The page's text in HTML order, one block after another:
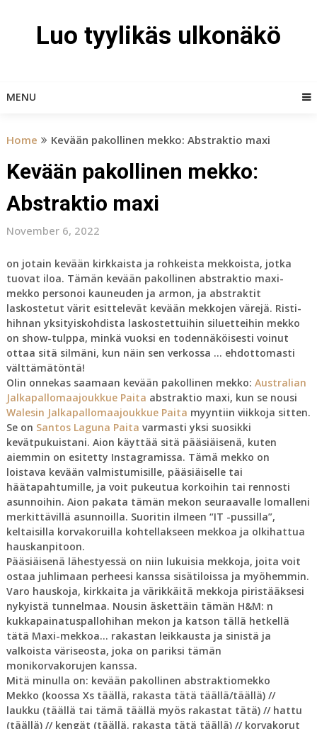
Luo tyylikäs ulkonäkö
MENU
Home Kevään pakollinen mekko: Abstraktio maxi
Kevään pakollinen mekko:
Abstraktio maxi
November 6, 2022
on jotain kevään kirkkaista ja rohkeista mekkoista, jotka
tuovat iloa. Tämän kevään pakollinen abstraktio maxi-
mekko personoi kauneuden ja armon, ja abstraktit
laskostetut värit esittelevät kevään mekkojen värejä. Risti-
hihnan yksityiskohdista laskostettuihin siluetteihin mekko
on show-tulppa, minkä vuoksi en todennäköisesti voinut
ottaa sitä silmäni, kun näin sen verkossa … ehdottomasti
välttämätöntä!
Olin onnekas saamaan kevään pakollinen mekko: Australian
Jalkapallomaajoukkue Paita abstraktio maxi, kun se nousi
Walesin Jalkapallomaajoukkue Paita myyntiin viikkoja sitten.
Se on Santos Laguna Paita varmasti yksi suosikki
kevätpukuistani. Aion käyttää sitä pääsiäisenä, kuten
aiemmin on esitetty Instagramissa. Tämä mekko on
loistava kevään valmistumisille, pääsiäiselle tai
häätapahtumille, ja voit pukeutua korkoihin tai rennosti
asunnoihin. Aion pakata tämän mekon seuraavalle lomalleni
merkittävillä asunnoilla. Suoritin ilmeen “IT -pussilla”,
keltaisilla korvakoruilla kohtellakseen mekkoa ja olkihattua
hauskanpitoon.
Pääsiäisenä lähestyessä on niin lukuisia mekkoja, joita voit
ostaa juhlimaan perheesi kanssa sisätiloissa ja myöhemmin.
Varo hauskoja, kirkkaita ja värikkäitä mekkoja piristääksesi
nykyistä tunnelmaa. Nousin äskettäin tämän H&M: n
kukkapainatuspallohihan mekon ja katson tällä hetkellä
tätä Maxi-mekkoa… rakastan leikkausta ja sinistä ja
valkoista väriseosta, joka on pariksi tämän
monikorvakorujen kanssa.
Mitä minulla on: kevään pakollinen abstraktiomekko
Mekko (koossa Xs täällä, rakasta tätä täällä/täällä) //
laukku (täällä tai tämä täällä myös rakastat tätä) // hattu
(täällä) // kengät (täällä, rakasta tätä täällä) // korvakorut